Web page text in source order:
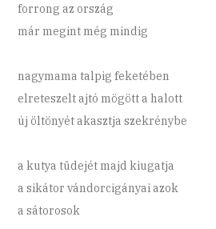
forrong az ország
már megint még mindig
nagymama talpig feketében
elreteszelt ajtó mögött a halott
új öltönyét akasztja szekrénybe
a kutya tüdejét majd kiugatja
a sikátor vándorcigányai azok
a sátorosok